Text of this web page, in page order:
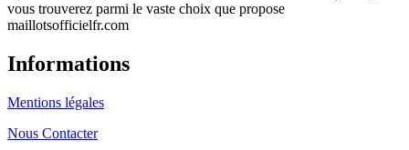
vous trouverez parmi le vaste choix que propose
maillotsofficielfr.com
Informations
Mentions légales
Nous Contacter